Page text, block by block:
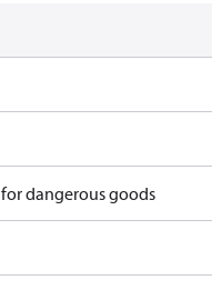
dangerous goods